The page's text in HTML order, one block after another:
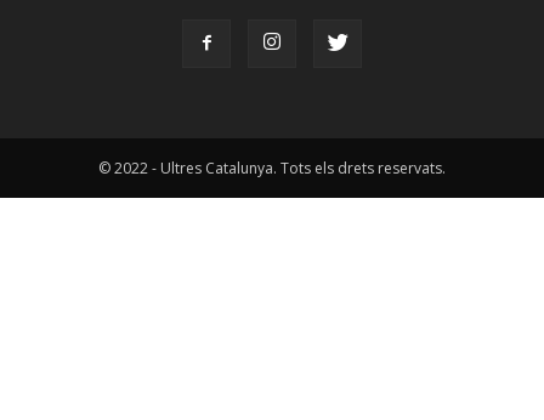
© 2022 - Ultres Catalunya. Tots els drets reservats.